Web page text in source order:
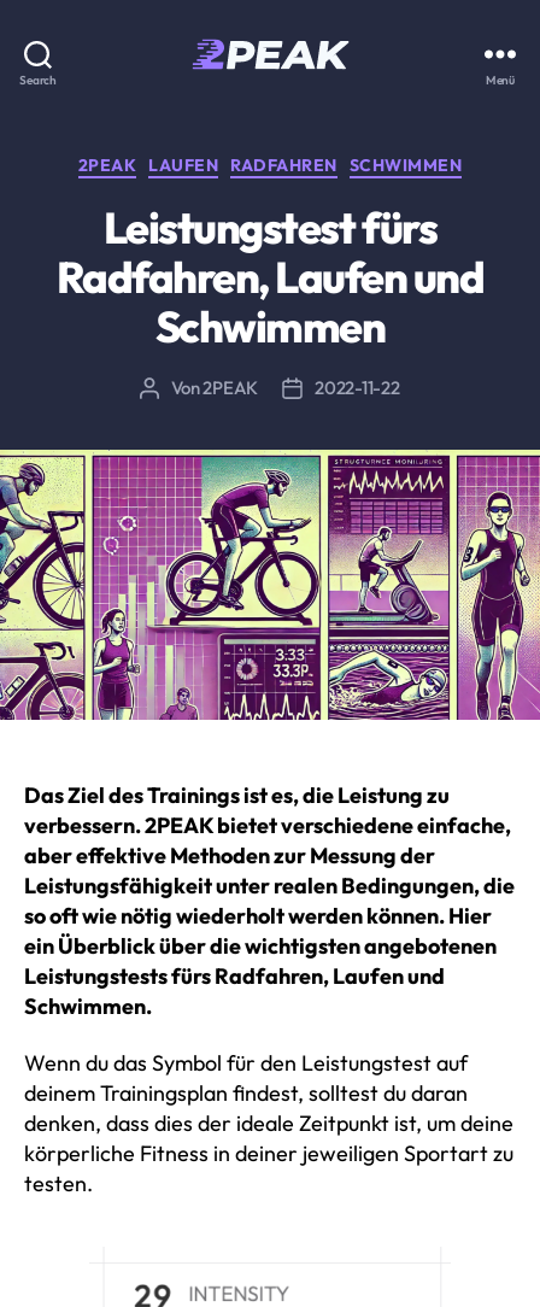
Search Menü
Kategorien
2PEAK LAUFEN RADFAHREN SCHWIMMEN
Leistungstest fürs
Radfahren, Laufen und
Schwimmen
Beitragsautor
Von2PEAK Beitragsdatum
2022-11-22
Das Ziel des Trainings ist es, die Leistung zu
verbessern. 2PEAK bietet verschiedene einfache,
aber effektive Methoden zur Messung der
Leistungsfähigkeit unter realen Bedingungen, die
so oft wie nötig wiederholt werden können. Hier
ein Überblick über die wichtigsten angebotenen
Leistungstests fürs Radfahren, Laufen und
Schwimmen.
Wenn du das Symbol für den Leistungstest auf
deinem Trainingsplan findest, solltest du daran
denken, dass dies der ideale Zeitpunkt ist, um deine
körperliche Fitness in deiner jeweiligen Sportart zu
testen.